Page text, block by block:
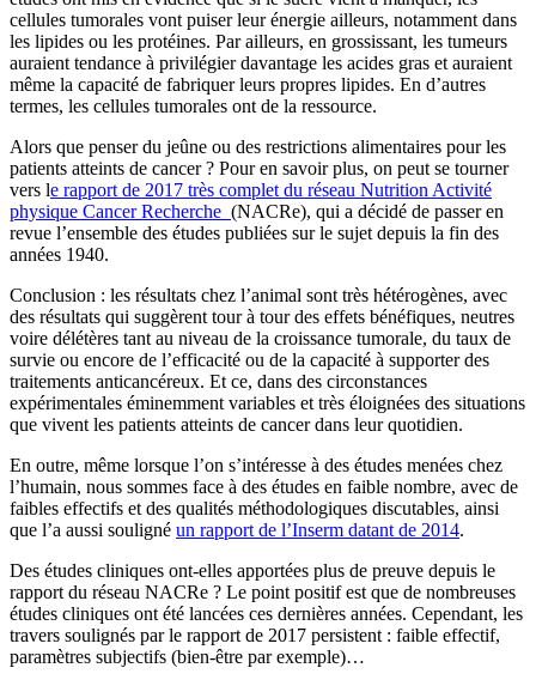
cellules tumorales vont puiser leur énergie ailleurs, notamment dans
les lipides ou les protéines. Par ailleurs, en grossissant, les tumeurs
auraient tendance à privilégier davantage les acides gras et auraient
même la capacité de fabriquer leurs propres lipides. En d’autres
termes, les cellules tumorales ont de la ressource.
Alors que penser du jeûne ou des restrictions alimentaires pour les
patients atteints de cancer ? Pour en savoir plus, on peut se tourner
vers le rapport de 2017 très complet du réseau Nutrition Activité
physique Cancer Recherche (NACRe), qui a décidé de passer en
revue l’ensemble des études publiées sur le sujet depuis la fin des
années 1940.
Conclusion : les résultats chez l’animal sont très hétérogènes, avec
des résultats qui suggèrent tour à tour des effets bénéfiques, neutres
voire délétères tant au niveau de la croissance tumorale, du taux de
survie ou encore de l’efficacité ou de la capacité à supporter des
traitements anticancéreux. Et ce, dans des circonstances
expérimentales éminemment variables et très éloignées des situations
que vivent les patients atteints de cancer dans leur quotidien.
En outre, même lorsque l’on s’intéresse à des études menées chez
l’humain, nous sommes face à des études en faible nombre, avec de
faibles effectifs et des qualités méthodologiques discutables, ainsi
que l’a aussi souligné un rapport de l’Inserm datant de 2014.
Des études cliniques ont-elles apportées plus de preuve depuis le
rapport du réseau NACRe ? Le point positif est que de nombreuses
études cliniques ont été lancées ces dernières années. Cependant, les
travers soulignés par le rapport de 2017 persistent : faible effectif,
paramètres subjectifs (bien-être par exemple)…